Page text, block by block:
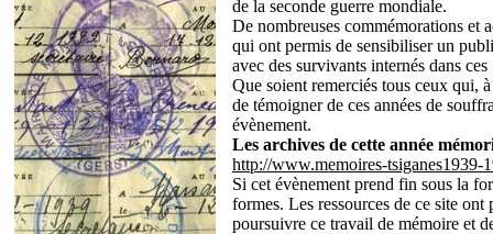
de la seconde guerre mondiale.
De nombreuses commémorations et
qui ont permis de sensibiliser un
avec des survivants internés dans
Que soient remerciés tous ceux qui,
de témoigner de ces années de
évènement.
Les archives de cette année
http://www.memoires-tsiganes1939-
Si cet évènement prend fin sous la
formes. Les ressources de ce site
poursuivre ce travail de mémoire et